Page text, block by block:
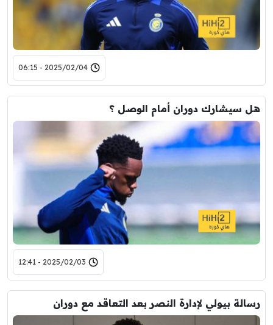
2025/02/04 - 06:15
هل سيشارك دوران أمام الوصل ؟
2025/02/03 - 12:41
رسالة بيولي لإدارة النصر بعد التعاقد مع دوران